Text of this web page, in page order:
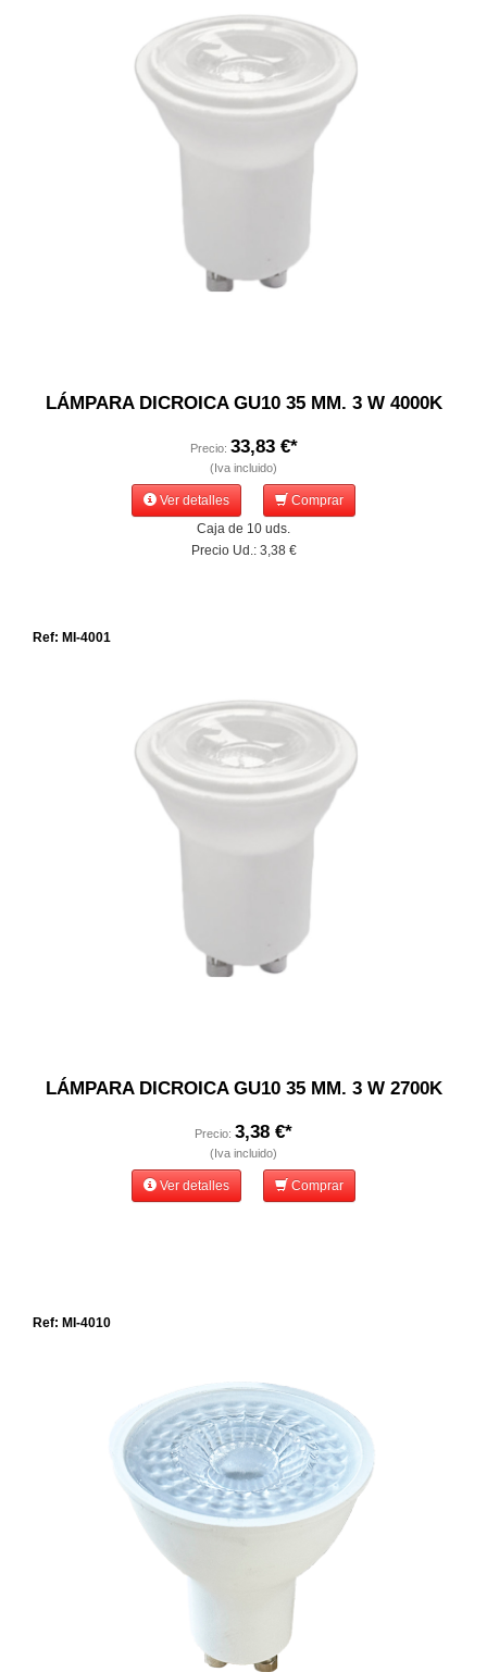
LÁMPARA DICROICA GU10 35 MM. 3 W 4000K
Precio: 33,83 €*
(Iva incluido)
Ver detalles
Comprar
Caja de 10 uds.
Precio Ud.: 3,38 €
Ref: MI-4001
LÁMPARA DICROICA GU10 35 MM. 3 W 2700K
Precio: 3,38 €*
(Iva incluido)
Ver detalles Comprar
Ref: MI-4010